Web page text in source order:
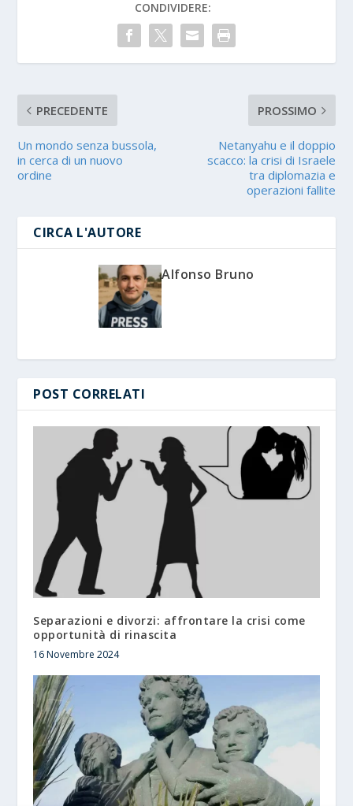
CONDIVIDERE:
PRECEDENTE
Un mondo senza bussola,
in cerca di un nuovo
ordine
PROSSIMO
Netanyahu e il doppio
scacco: la crisi di Israele
tra diplomazia e
operazioni fallite
CIRCA L'AUTORE
Alfonso Bruno
POST CORRELATI
Separazioni e divorzi: affrontare la crisi come
opportunità di rinascita
16 Novembre 2024